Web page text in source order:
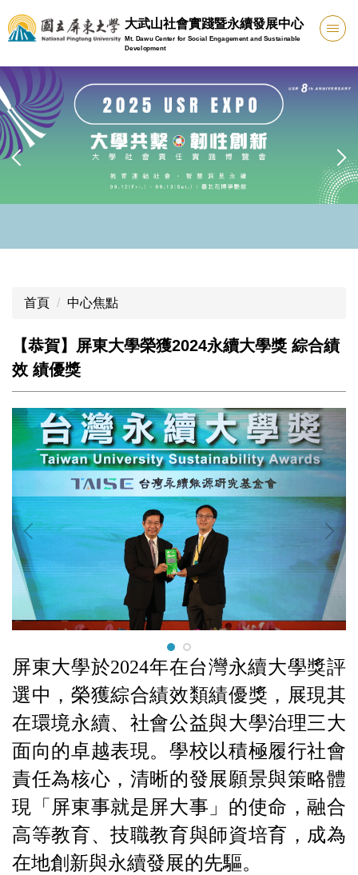
跳
到
要
內
容
區
大武山社會實踐暨永續發展中心
Mt. Dawu Center for Social Engagement and Sustainable
Development
首頁 中心焦點
【恭賀】屏東大學榮獲2024永續大學獎 綜合績
效 績優獎
屏東大學於2024年在台灣永續大學獎評
選中，榮獲綜合績效類績優獎，展現其
在環境永續、社會公益與大學治理三大
面向的卓越表現。學校以積極履行社會
責任為核心，清晰的發展願景與策略體
現「屏東事就是屏大事」的使命，融合
高等教育、技職教育與師資培育，成為
在地創新與永續發展的先驅。